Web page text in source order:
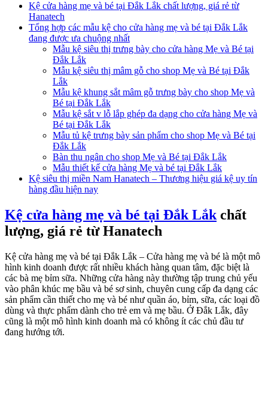
Kệ cửa hàng mẹ và bé tại Đắk Lắk chất lượng, giá rẻ từ
Hanatech
Tổng hợp các mẫu kệ cho cửa hàng mẹ và bé tại Đắk Lắk
đang được ưa chuộng nhất
Mẫu kệ siêu thị trưng bày cho cửa hàng Mẹ và Bé tại
Đắk Lắk
Mẫu kệ siêu thị mâm gỗ cho shop Mẹ và Bé tại Đắk
Lắk
Mẫu kệ khung sắt mâm gỗ trưng bày cho shop Mẹ và
Bé tại Đắk Lắk
Mẫu kệ sắt v lỗ lắp ghép đa dạng cho cửa hàng Mẹ và
Bé tại Đắk Lắk
Mẫu tủ kệ trưng bày sản phẩm cho shop Mẹ và Bé tại
Đắk Lắk
Bàn thu ngân cho shop Mẹ và Bé tại Đắk Lắk
Mẫu thiết kế cửa hàng Mẹ và bé tại Đắk Lắk
Kệ siêu thị miền Nam Hanatech – Thương hiệu giá kệ uy tín
hàng đầu hiện nay
Kệ cửa hàng mẹ và bé tại Đắk Lắkchất
lượng, giá rẻ từ Hanatech
Kệ cửa hàng mẹ và bé tại Đắk Lắk – Cửa hàng mẹ và bé là một mô
hình kinh doanh được rất nhiều khách hàng quan tâm, đặc biệt là
các bà mẹ bỉm sữa. Những cửa hàng này thường tập trung chủ yếu
vào phân khúc mẹ bầu và bé sơ sinh, chuyên cung cấp đa dạng các
sản phẩm cần thiết cho mẹ và bé như quần áo, bỉm, sữa, các loại đồ
dùng và thực phẩm dành cho trẻ em và mẹ bầu. Ở Đắk Lắk, đây
cũng là một mô hình kinh doanh mà có không ít các chủ đầu tư
đang hướng tới.